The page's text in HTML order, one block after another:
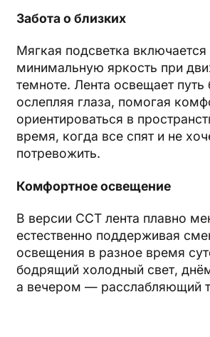
Забота о близких
Мягкая подсветка включается
минимальную яркость при
темноте. Лента освещает путь
ослепляя глаза, помогая
ориентироваться в
время, когда все спят и не
потревожить.
Комфортное освещение
В версии CCT лента плавно
естественно поддерживая
освещения в разное время
бодрящий холодный свет,
а вечером — расслабляющий